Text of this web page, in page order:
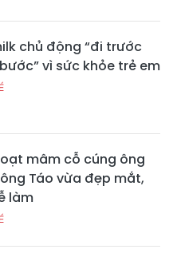
chủ động “đi trước
vì sức khỏe trẻ em
mâm cỗ cúng ông
Táo vừa đẹp mắt,
làm